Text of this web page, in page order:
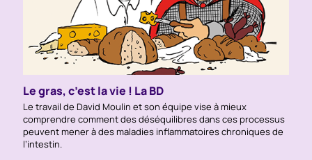
Le gras, c’est la vie ! La BD
Le travail de David Moulin et son équipe vise à mieux
comprendre comment des déséquilibres dans ces processus
peuvent mener à des maladies inflammatoires chroniques de
l’intestin.